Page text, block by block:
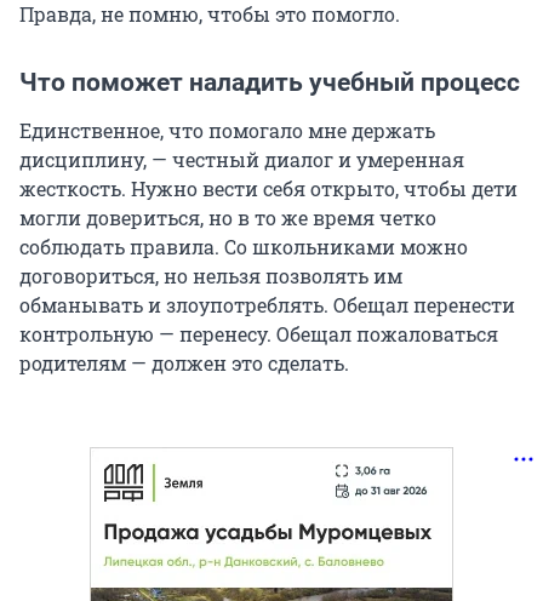
Правда, не помню, чтобы это помогло.
Что поможет наладить учебный процесс
Единственное, что помогало мне держать
дисциплину, — честный диалог и умеренная
жесткость. Нужно вести себя открыто, чтобы дети
могли довериться, но в то же время четко
соблюдать правила. Со школьниками можно
договориться, но нельзя позволять им
обманывать и злоупотреблять. Обещал перенести
контрольную — перенесу. Обещал пожаловаться
родителям — должен это сделать.